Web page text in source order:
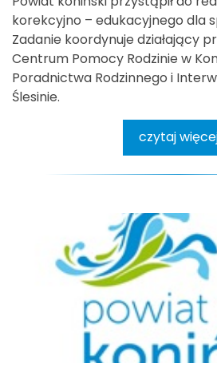
korekcyjno – edukacyjnego dla
Zadanie koordynuje działający
Centrum Pomocy Rodzinie w
Poradnictwa Rodzinnego i
Ślesinie.
czytaj